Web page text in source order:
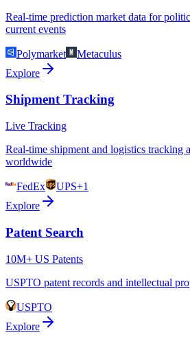
Real-time prediction market data for
current events
Polymarket
Metaculus
Explore
Shipment Tracking
Live Tracking
Real-time shipment and logistics tracking
worldwide
FedEx UPS+1
Explore
Patent Search
10M+ US Patents
USPTO patent records and intellectual
USPTO
Explore